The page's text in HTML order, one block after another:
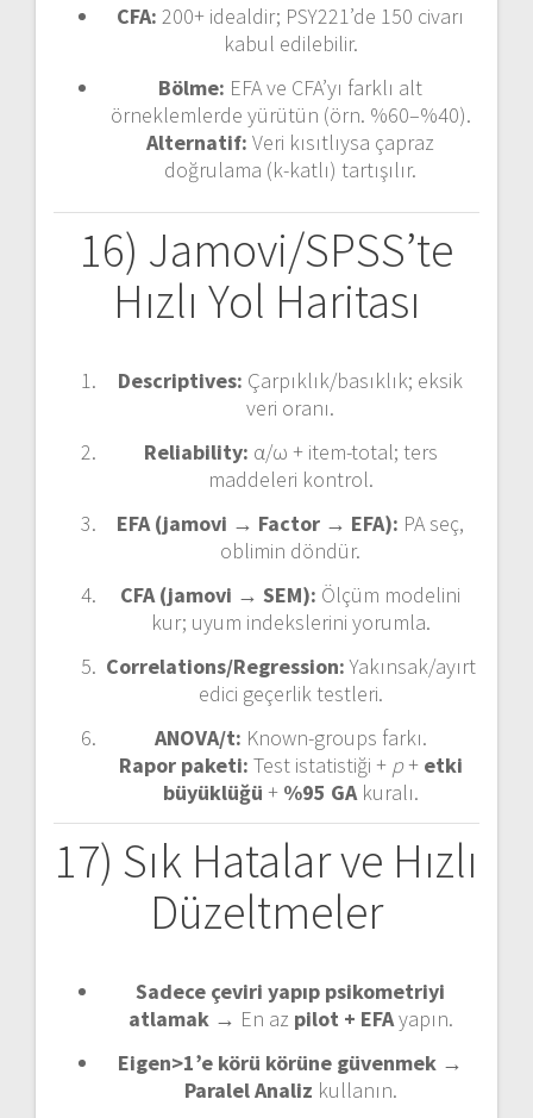
CFA: 200+ idealdir; PSY221’de 150 civarı
kabul edilebilir.
Bölme: EFA ve CFA’yı farklı alt
örneklemlerde yürütün (örn. %60–%40).
Alternatif: Veri kısıtlıysa çapraz
doğrulama (k-katlı) tartışılır.
16) Jamovi/SPSS’te
Hızlı Yol Haritası
Descriptives: Çarpıklık/basıklık; eksik
veri oranı.
Reliability: α/ω + item-total; ters
maddeleri kontrol.
EFA (jamovi → Factor → EFA): PA seç,
oblimin döndür.
CFA (jamovi → SEM): Ölçüm modelini
kur; uyum indekslerini yorumla.
Correlations/Regression:Yakınsak/ayırt
edici geçerlik testleri.
ANOVA/t: Known-groups farkı.
Rapor paketi: Test istatistiği + p+ etki
büyüklüğü + %95 GAkuralı.
17) Sık Hatalar ve Hızlı
Düzeltmeler
Sadece çeviri yapıp psikometriyi
atlamak → En az pilot + EFAyapın.
Eigen>1’e körü körüne güvenmek →
Paralel Analiz kullanın.